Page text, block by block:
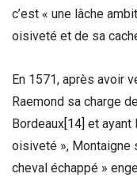
c’est « une lâche
oisiveté et de sa
En 1571, après avoir
Raemond sa charge
Bordeaux[14] et ayant
oisiveté », Montaigne
cheval échappé »